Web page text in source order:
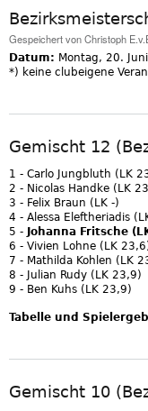
Gespeichert vonChristoph
Datum: Montag, 20.
*) keine clubeigene
Gemischt 12
1 - Carlo Jungbluth (LK
2 - Nicolas Handke (LK
3 - Felix Braun (LK -)
4 - Alessa Eleftheriadis
5 - Johanna Fritsche
6 - Vivien Lohne (LK
7 - Mathilda Kohlen (LK
8 - Julian Rudy (LK 23,9)
9 - Ben Kuhs (LK 23,9)
Tabelle und
Gemischt 10